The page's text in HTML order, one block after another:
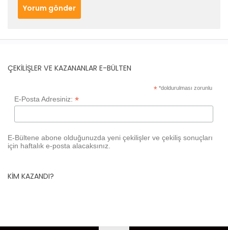
ÇEKILIŞLER VE KAZANANLAR E-BÜLTEN
**doldurulması zorunlu
E-Posta Adresiniz: *
E-Bültene abone olduğunuzda yeni çekilişler ve çekiliş sonuçları
için haftalık e-posta alacaksınız.
KIM KAZANDI?